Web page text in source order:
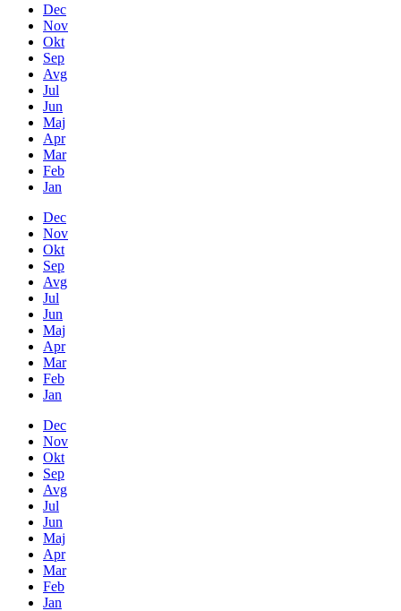
Dec
Nov
Okt
Sep
Avg
Jul
Jun
Maj
Apr
Mar
Feb
Jan
Dec
Nov
Okt
Sep
Avg
Jul
Jun
Maj
Apr
Mar
Feb
Jan
Dec
Nov
Okt
Sep
Avg
Jul
Jun
Maj
Apr
Mar
Feb
Jan